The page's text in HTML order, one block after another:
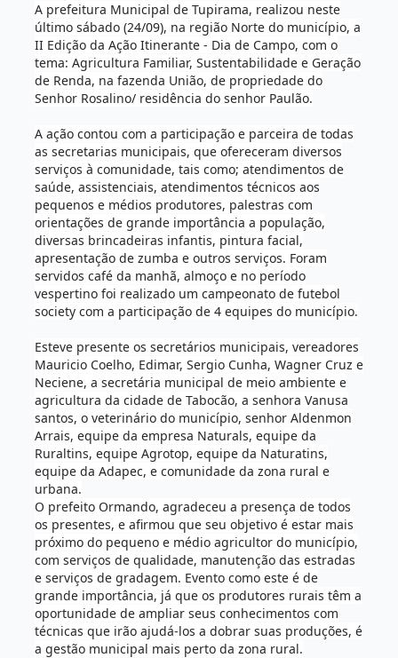
A prefeitura Municipal de Tupirama, realizou neste
último sábado (24/09), na região Norte do município, a
II Edição da Ação Itinerante - Dia de Campo, com o
tema: Agricultura Familiar, Sustentabilidade e Geração
de Renda, na fazenda União, de propriedade do
Senhor Rosalino/ residência do senhor Paulão.
A ação contou com a participação e parceira de todas
as secretarias municipais, que ofereceram diversos
serviços à comunidade, tais como; atendimentos de
saúde, assistenciais, atendimentos técnicos aos
pequenos e médios produtores, palestras com
orientações de grande importância a população,
diversas brincadeiras infantis, pintura facial,
apresentação de zumba e outros serviços. Foram
servidos café da manhã, almoço e no período
vespertino foi realizado um campeonato de futebol
society com a participação de 4 equipes do município.
Esteve presente os secretários municipais, vereadores
Mauricio Coelho, Edimar, Sergio Cunha, Wagner Cruz e
Neciene, a secretária municipal de meio ambiente e
agricultura da cidade de Tabocão, a senhora Vanusa
santos, o veterinário do município, senhor Aldenmon
Arrais, equipe da empresa Naturals, equipe da
Ruraltins, equipe Agrotop, equipe da Naturatins,
equipe da Adapec, e comunidade da zona rural e
urbana.
O prefeito Ormando, agradeceu a presença de todos
os presentes, e afirmou que seu objetivo é estar mais
próximo do pequeno e médio agricultor do município,
com serviços de qualidade, manutenção das estradas
e serviços de gradagem. Evento como este é de
grande importância, já que os produtores rurais têm a
oportunidade de ampliar seus conhecimentos com
técnicas que irão ajudá-los a dobrar suas produções, é
a gestão municipal mais perto da zona rural.